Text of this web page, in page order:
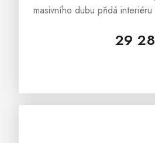
29
masivního dubu přidá
černé detaily (úchytky, lišty,